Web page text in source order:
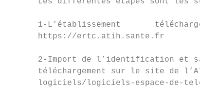
1-L’établissement       télécharge
      https://ertc.atih.sante.fr
2-Import de l’identification et
téléchargement sur le site de
logiciels/logiciels-espace-de-